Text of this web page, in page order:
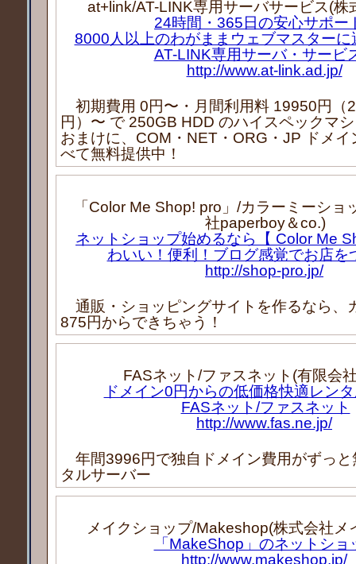
at+link/AT-LINK専用サーバサービス(株
24時間・365日の安心サポー
8000人以上のわがままウェブマスターに
AT-LINK専用サーバ・サービ
http://www.at-link.ad.jp/
初期費用 0円〜・月間利用料 19950円（
円）〜 で 250GB HDD のハイスペックマ
おまけに、COM・NET・ORG・JP ドメイ
べて無料提供中！
「Color Me Shop! pro」/カラーミーショ
社paperboy＆co.)
ネットショップ始めるなら【 Color Me
わいい！便利！ブログ感覚でお店
http://shop-pro.jp/
通販・ショッピングサイトを作るなら、
875円からできちゃう！
FASネット/ファスネット(有限会
ドメイン0円からの低価格快適レン
FASネット/ファスネット
http://www.fas.ne.jp/
年間3996円で独自ドメイン費用がずっと
タルサーバー
メイクショップ/Makeshop(株式会社メ
「MakeShop」のネットショ
http://www.makeshop.jp/